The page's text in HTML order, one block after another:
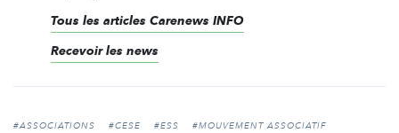
Tous les articles Carenews INFO
Recevoir les news
#ASSOCIATIONS #CESE #ESS
#MOUVEMENT ASSOCIATIF